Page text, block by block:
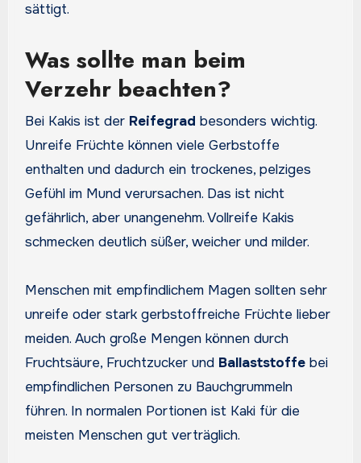
sättigt.
Was sollte man beim
Verzehr beachten?
Bei Kakis ist der Reifegrad besonders wichtig.
Unreife Früchte können viele Gerbstoffe
enthalten und dadurch ein trockenes, pelziges
Gefühl im Mund verursachen. Das ist nicht
gefährlich, aber unangenehm. Vollreife Kakis
schmecken deutlich süßer, weicher und milder.
Menschen mit empfindlichem Magen sollten sehr
unreife oder stark gerbstoffreiche Früchte lieber
meiden. Auch große Mengen können durch
Fruchtsäure, Fruchtzucker und Ballaststoffebei
empfindlichen Personen zu Bauchgrummeln
führen. In normalen Portionen ist Kaki für die
meisten Menschen gut verträglich.